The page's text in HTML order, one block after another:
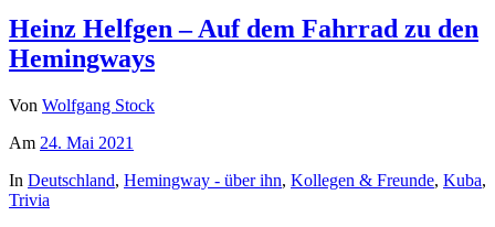
Heinz Helfgen – Auf dem Fahrrad zu den
Hemingways
Von Wolfgang Stock
Am 24. Mai 2021
In Deutschland, Hemingway - über ihn, Kollegen & Freunde, Kuba,
Trivia